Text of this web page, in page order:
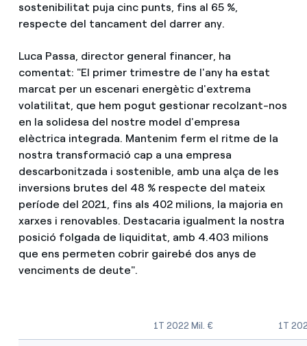
sostenibilitat puja cinc punts, fins al 65 %,
respecte del tancament del darrer any.
Luca Passa, director general financer, ha
comentat: "El primer trimestre de l'any ha estat
marcat per un escenari energètic d'extrema
volatilitat, que hem pogut gestionar recolzant-nos
en la solidesa del nostre model d'empresa
elèctrica integrada. Mantenim ferm el ritme de la
nostra transformació cap a una empresa
descarbonitzada i sostenible, amb una alça de les
inversions brutes del 48 % respecte del mateix
període del 2021, fins als 402 milions, la majoria en
xarxes i renovables. Destacaria igualment la nostra
posició folgada de liquiditat, amb 4.403 milions
que ens permeten cobrir gairebé dos anys de
venciments de deute".
1T 2022 Mil. € 1T